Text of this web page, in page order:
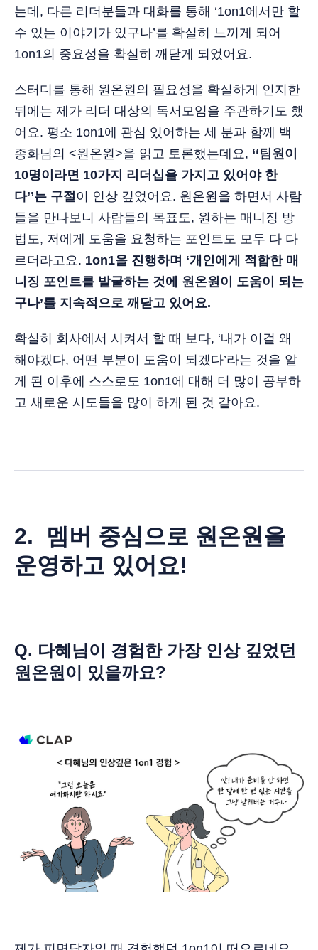
는데, 다른 리더분들과 대화를 통해 ‘1on1에서만 할
수 있는 이야기가 있구나’를 확실히 느끼게 되어
1on1의 중요성을 확실히 깨닫게 되었어요.
스터디를 통해 원온원의 필요성을 확실하게 인지한
뒤에는 제가 리더 대상의 독서모임을 주관하기도 했
어요. 평소 1on1에 관심 있어하는 세 분과 함께 백
종화님의 <원온원>을 읽고 토론했는데요, ‘‘팀원이
10명이라면 10가지 리더십을 가지고 있어야 한
다’’는 구절이 인상 깊었어요. 원온원을 하면서 사람
들을 만나보니 사람들의 목표도, 원하는 매니징 방
법도, 저에게 도움을 요청하는 포인트도 모두 다 다
르더라고요. 1on1을 진행하며 ‘개인에게 적합한 매
니징 포인트를 발굴하는 것에 원온원이 도움이 되는
구나’를 지속적으로 깨닫고 있어요.
확실히 회사에서 시켜서 할 때 보다, ‘내가 이걸 왜
해야겠다, 어떤 부분이 도움이 되겠다’라는 것을 알
게 된 이후에 스스로도 1on1에 대해 더 많이 공부하
고 새로운 시도들을 많이 하게 된 것 같아요.
2. 멤버 중심으로 원온원을
운영하고 있어요!
Q. 다혜님이 경험한 가장 인상 깊었던
원온원이 있을까요?